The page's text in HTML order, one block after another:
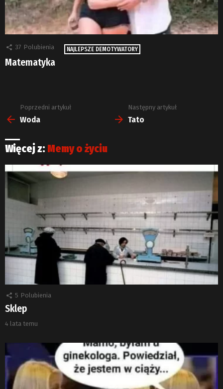
37 Polubienia NAJLEPSZE DEMOTYWATORY
Matematyka
Zobacz
więcej
Poprzedni artykuł
Woda
Następny artykuł
Tato
Więcej z: Memy o życiu
5 Polubienia
Sklep
4 lata temu